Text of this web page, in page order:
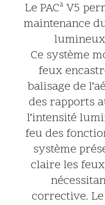
Le PAC² V5
maintenance
lumineux
Ce système
feux
balisage de
des rapports
l’intensité
feu des
système
claire les
corrective. Le